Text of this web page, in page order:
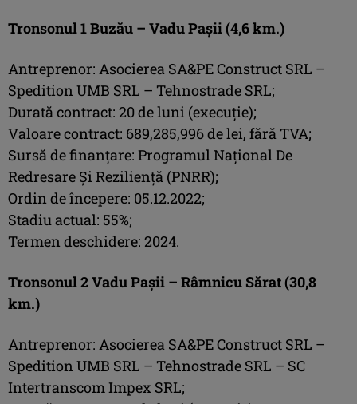
Tronsonul 1 Buzău – Vadu Pașii (4,6 km.)
Antreprenor: Asocierea SA&PE Construct SRL –
Spedition UMB SRL – Tehnostrade SRL;
Durată contract: 20 de luni (execuție);
Valoare contract: 689,285,996 de lei, fără TVA;
Sursă de finanțare: Programul Național De
Redresare Și Reziliență (PNRR);
Ordin de începere: 05.12.2022;
Stadiu actual: 55%;
Termen deschidere: 2024.
Tronsonul 2 Vadu Pașii – Râmnicu Sărat (30,8
km.)
Antreprenor: Asocierea SA&PE Construct SRL –
Spedition UMB SRL – Tehnostrade SRL – SC
Intertranscom Impex SRL;